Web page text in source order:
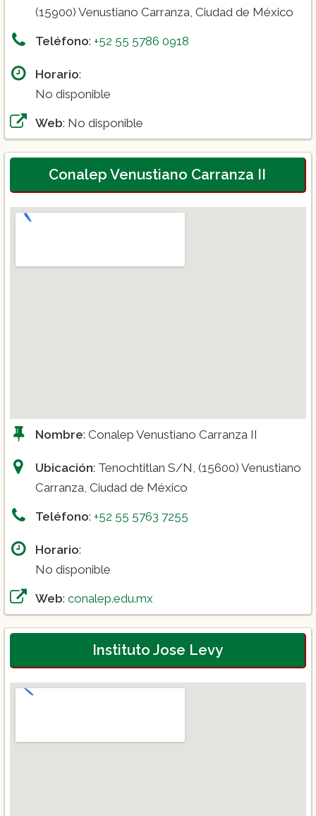
(15900) Venustiano Carranza, Ciudad de México
Teléfono: +52 55 5786 0918
Horario:
No disponible
Web: No disponible
Conalep Venustiano Carranza II
Nombre: Conalep Venustiano Carranza II
Ubicación: Tenochtitlan S/N, (15600) Venustiano
Carranza, Ciudad de México
Teléfono: +52 55 5763 7255
Horario:
No disponible
Web: conalep.edu.mx
Instituto Jose Levy